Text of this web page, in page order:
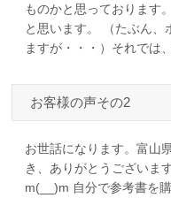
ものかと思っております
と思います。 （たぶん、
ますが・・・）それでは
お客様の声その2
お世話になります。富山
き、ありがとうございま
m(__)m 自分で参考書を